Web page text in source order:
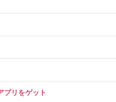
リをゲット